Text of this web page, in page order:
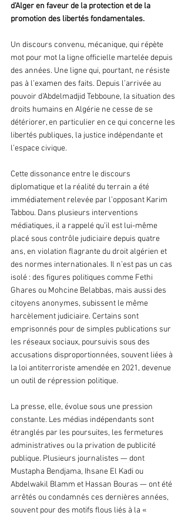
d’Alger en faveur de la protection et de la
promotion des libertés fondamentales.
Un discours convenu, mécanique, qui répète
mot pour mot la ligne officielle martelée depuis
des années. Une ligne qui, pourtant, ne résiste
pas à l’examen des faits. Depuis l’arrivée au
pouvoir d’Abdelmadjid Tebboune, la situation des
droits humains en Algérie ne cesse de se
détériorer, en particulier en ce qui concerne les
libertés publiques, la justice indépendante et
l’espace civique.
Cette dissonance entre le discours
diplomatique et la réalité du terrain a été
immédiatement relevée par l’opposant Karim
Tabbou. Dans plusieurs interventions
médiatiques, il a rappelé qu’il est lui-même
placé sous contrôle judiciaire depuis quatre
ans, en violation flagrante du droit algérien et
des normes internationales. Il n’est pas un cas
isolé : des figures politiques comme Fethi
Ghares ou Mohcine Belabbas, mais aussi des
citoyens anonymes, subissent le même
harcèlement judiciaire. Certains sont
emprisonnés pour de simples publications sur
les réseaux sociaux, poursuivis sous des
accusations disproportionnées, souvent liées à
la loi antiterroriste amendée en 2021, devenue
un outil de répression politique.
La presse, elle, évolue sous une pression
constante. Les médias indépendants sont
étranglés par les poursuites, les fermetures
administratives ou la privation de publicité
publique. Plusieurs journalistes — dont
Mustapha Bendjama, Ihsane El Kadi ou
Abdelwakil Blamm et Hassan Bouras — ont été
arrêtés ou condamnés ces dernières années,
souvent pour des motifs flous liés à la «